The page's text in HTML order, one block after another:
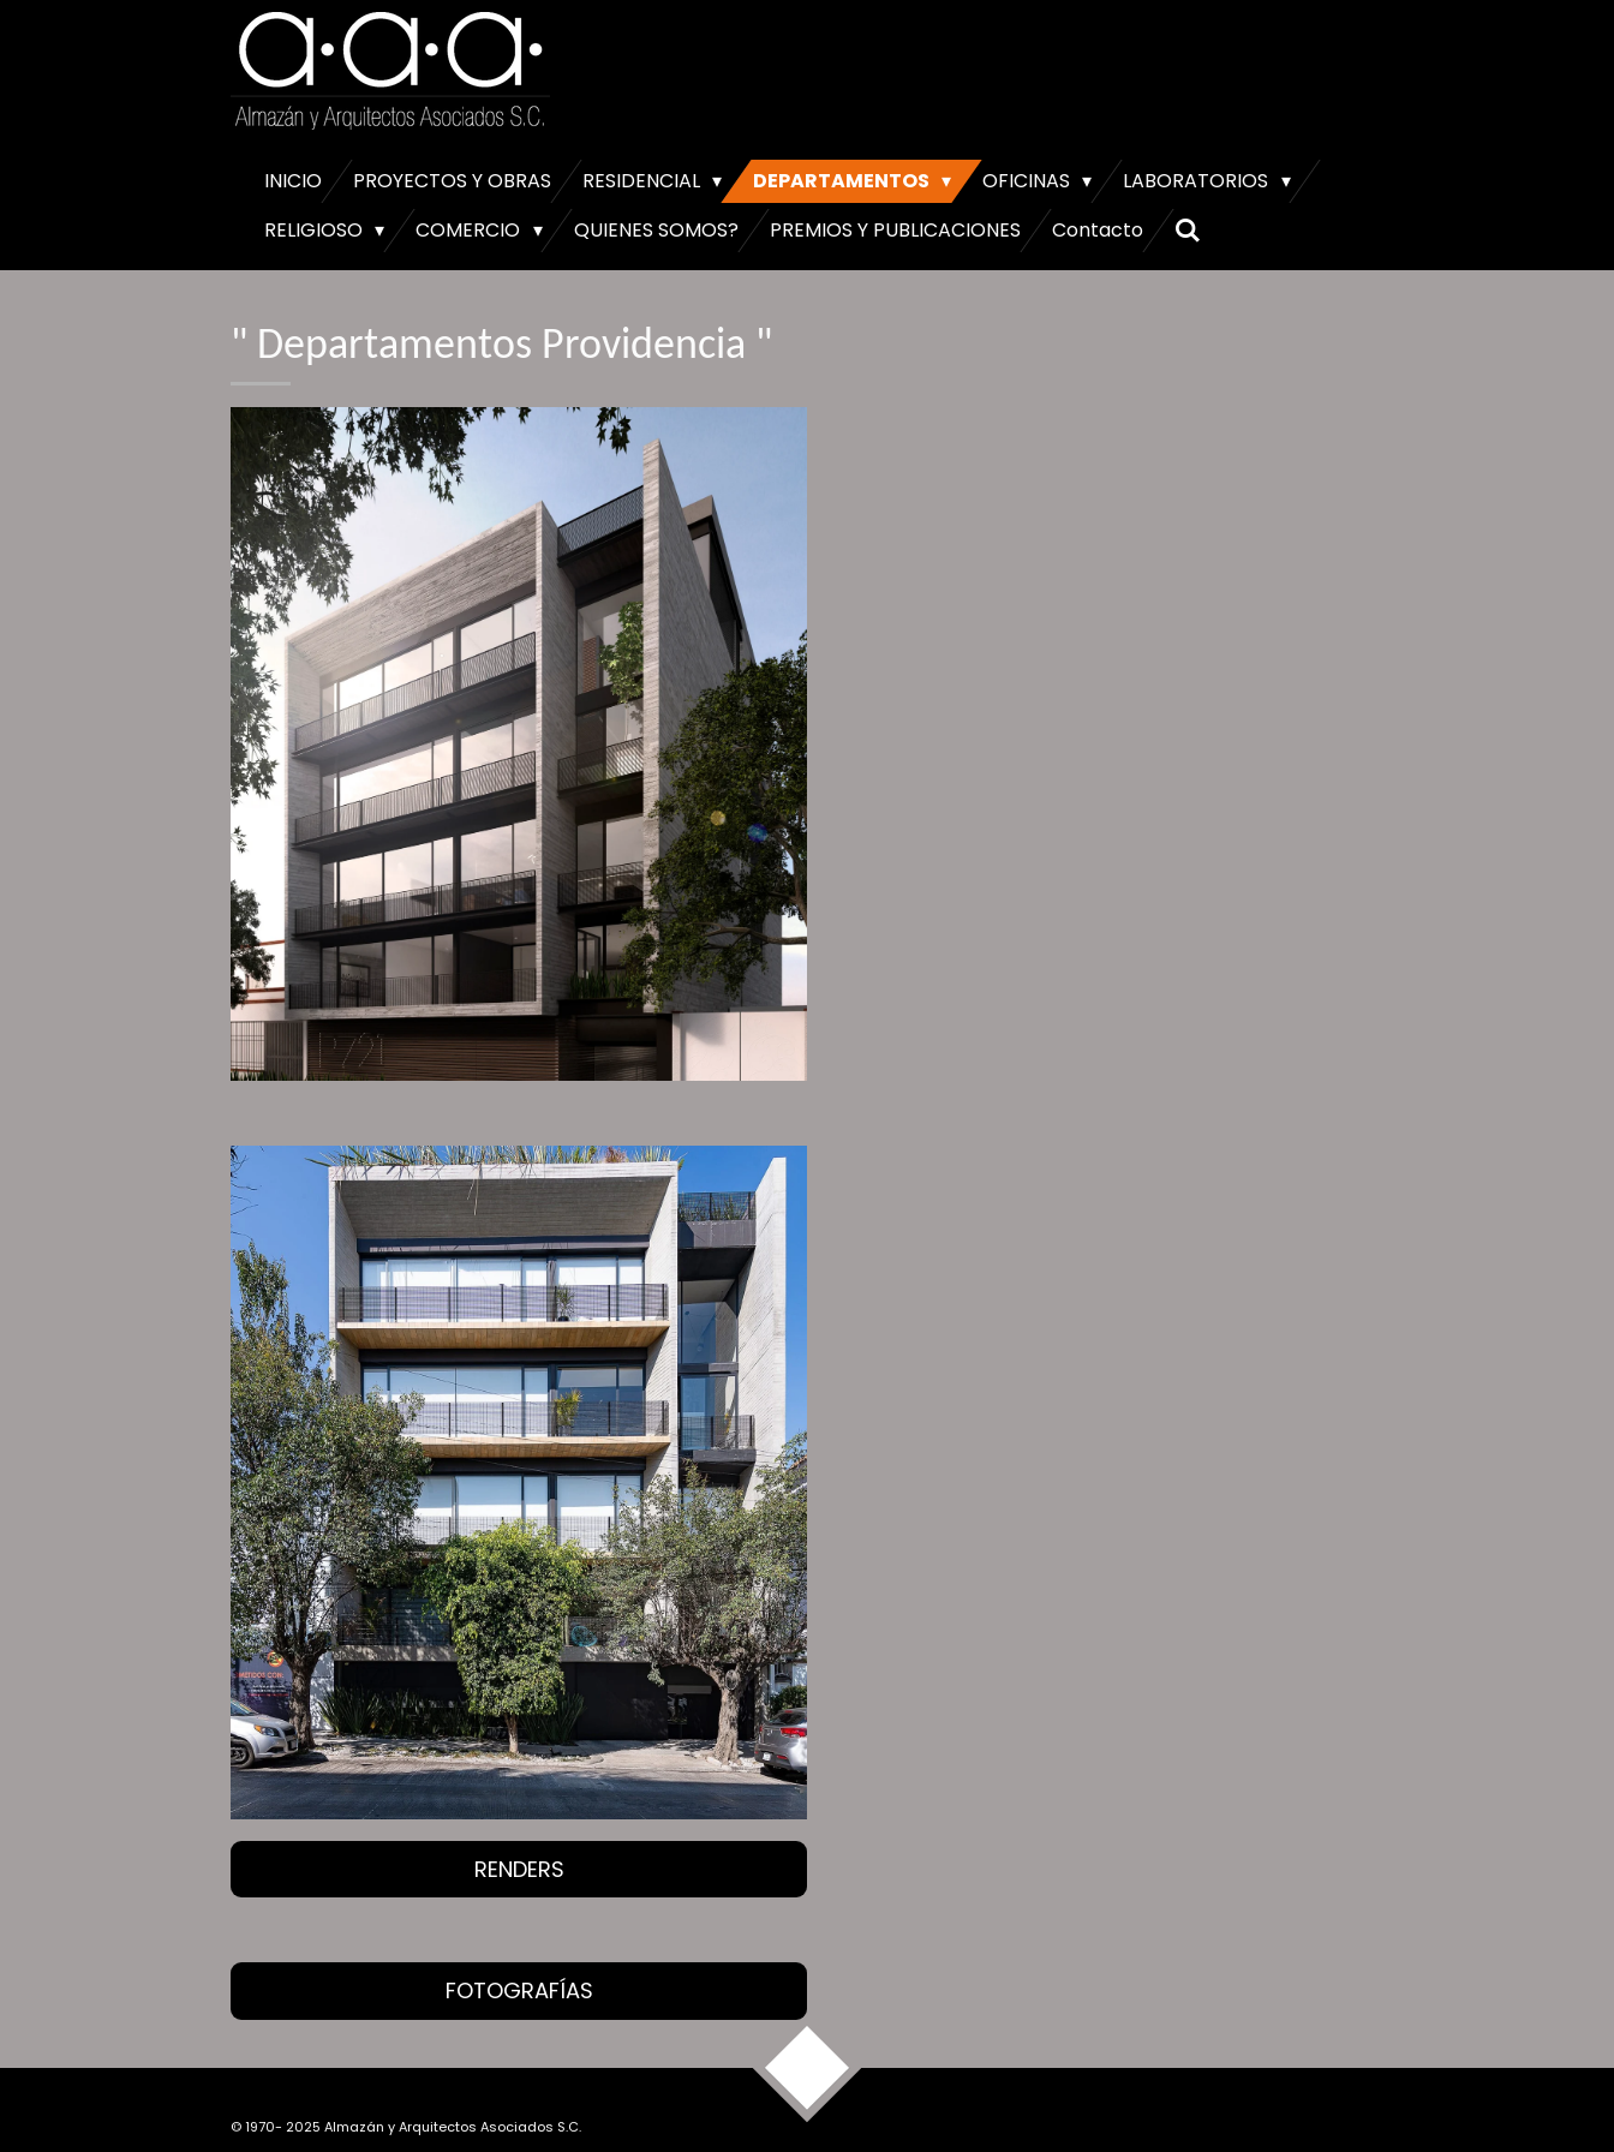
INICIO PROYECTOS Y OBRAS RESIDENCIAL DEPARTAMENTOS OFICINAS
LABORATORIOS
RELIGIOSO
COMERCIO QUIENES SOMOS? PREMIOS Y PUBLICACIONES Contacto
" Departamentos Providencia "
RENDERS
FOTOGRAFÍAS
© 1970- 2025 Almazán y Arquitectos Asociados S.C.